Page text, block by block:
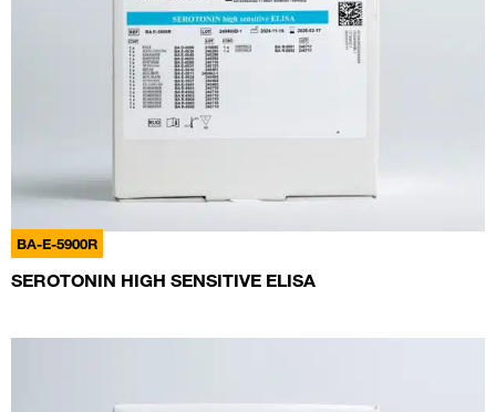
BA-E-5900R
SEROTONIN HIGH SENSITIVE ELISA